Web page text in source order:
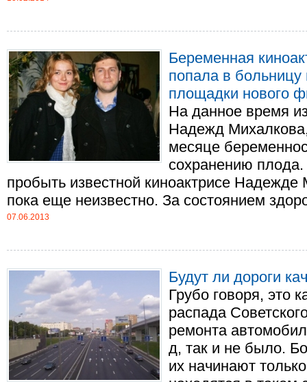
Беременная
попала в
площадки нового
На данное время
Надежд
месяце
сохранению
пробыть известной киноактрисе
пока еще неизвестно. За состоянием
07.06.2013
Будут ли дороги
Грубо говоря, это
распада
ремонта
д, так и не было.
их начинают